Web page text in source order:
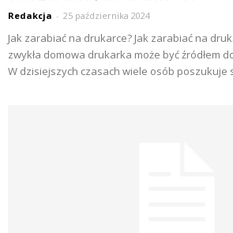
Redakcja - 25 października 2024
Jak zarabiać na drukarce? Jak zarabiać na
zwykła domowa drukarka może być źródłem
W dzisiejszych czasach wiele osób poszukuje